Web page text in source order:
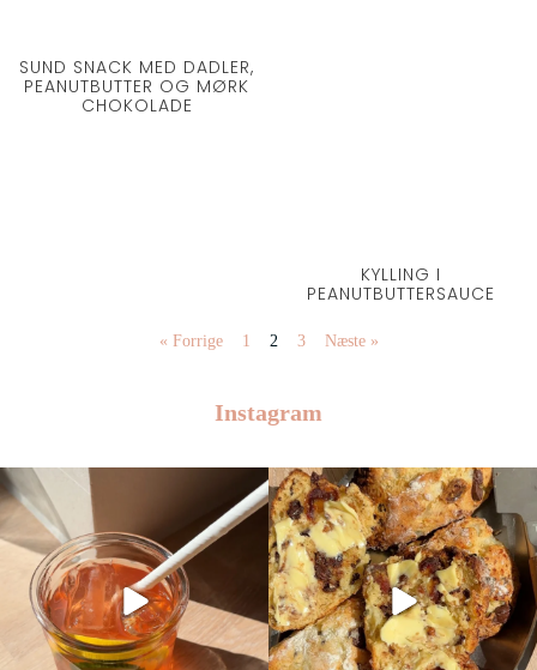
SUND SNACK MED DADLER,
PEANUTBUTTER OG MØRK
CHOKOLADE
KYLLING I
PEANUTBUTTERSAUCE
« Forrige 1 2 3 Næste »
Instagram